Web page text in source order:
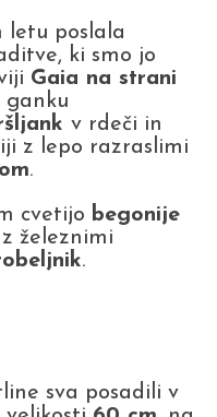
letu poslala
ki smo jo
Gaia na strani
ganku
v rdeči in
z lepo razraslimi
.
cvetijo begonije
železnimi
.
sva posadili v